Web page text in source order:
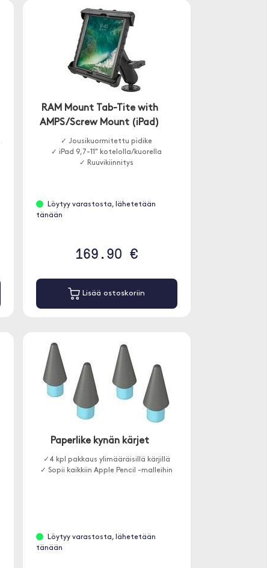
RAM Mount Tab-Tite with
AMPS/Screw Mount (iPad)
✓ Jousikuormitettu pidike
✓ iPad 9,7-11" kotelolla/kuorella
✓ Ruuvikiinnitys
Löytyy varastosta, lähetetään
tänään
169.90 €
Lisää ostoskoriin
Paperlike kynän kärjet
✓4 kpl pakkaus ylimääräisillä kärjillä
✓ Sopii kaikkiin Apple Pencil -malleihin
Löytyy varastosta, lähetetään
tänään